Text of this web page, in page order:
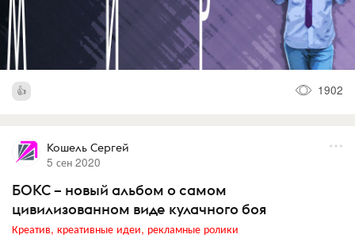
1902
Кошель Сергей
5 сен 2020
БОКС – новый альбом о самом
цивилизованном виде кулачного боя
Креатив, креативные идеи, рекламные ролики